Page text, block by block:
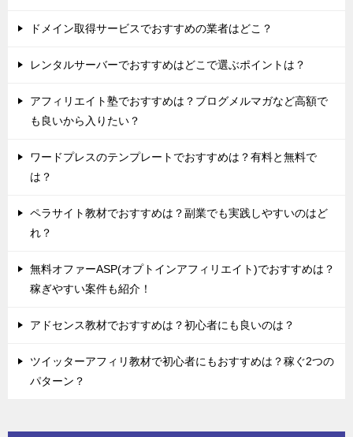
ドメイン取得サービスでおすすめの業者はどこ？
レンタルサーバーでおすすめはどこで選ぶポイントは？
アフィリエイト塾でおすすめは？ブログメルマガなど高額で
も良いから入りたい？
ワードプレスのテンプレートでおすすめは？有料と無料で
は？
ペラサイト教材でおすすめは？副業でも実践しやすいのはど
れ？
無料オファーASP(オプトインアフィリエイト)でおすすめは？
稼ぎやすい案件も紹介！
アドセンス教材でおすすめは？初心者にも良いのは？
ツイッターアフィリ教材で初心者にもおすすめは？稼ぐ2つの
パターン？